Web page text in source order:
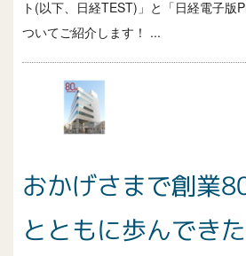
ト(以下、日経TEST)」と「日経電子版
ついてご紹介します！ ...
おかげさまで創業
とともに歩んでき